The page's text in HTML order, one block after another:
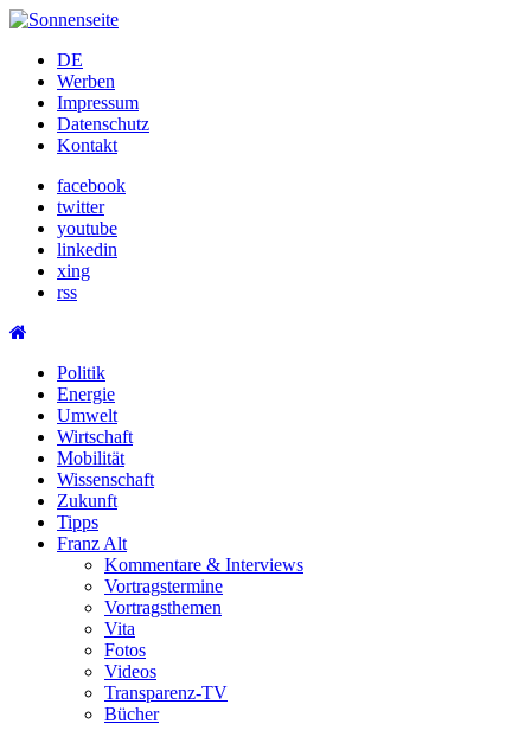
Skip
contentDE
Werben
Impressum
Datenschutz
Kontakt
facebook
twitter
youtube
linkedin
xing
rss
Politik
Energie
Umwelt
Wirtschaft
Mobilität
Wissenschaft
Zukunft
Tipps
Franz Alt
Kommentare & Interviews
Vortragstermine
Vortragsthemen
Vita
Fotos
Videos
Transparenz-TV
Bücher